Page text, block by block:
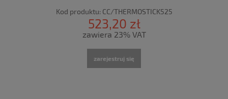
Kod produktu: CC/THERMOSTICK525
523,20 zł
zawiera 23% VAT
zarejestruj się